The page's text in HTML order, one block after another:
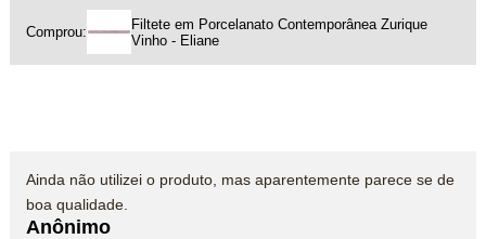
Comprou:
Filtete em Porcelanato Contemporânea Zurique
Vinho - Eliane
Ainda não utilizei o produto, mas aparentemente parece se de
boa qualidade.
Anônimo